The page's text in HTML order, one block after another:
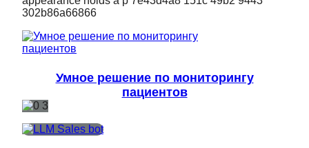
Умное решение по мониторингу
пациентов